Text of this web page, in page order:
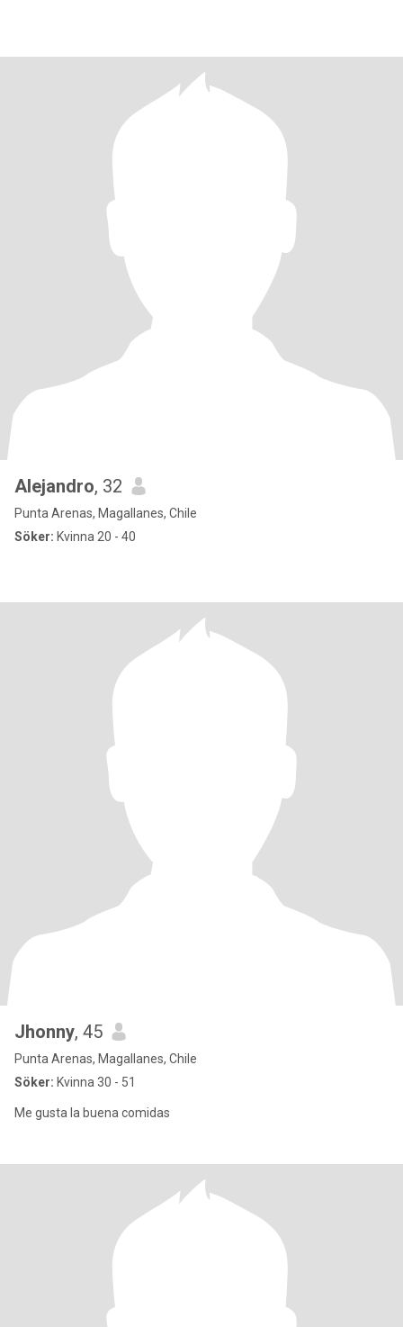
Alejandro, 32
Punta Arenas, Magallanes, Chile
Söker: Kvinna 20 - 40
Jhonny, 45
Punta Arenas, Magallanes, Chile
Söker: Kvinna 30 - 51
Me gusta la buena comidas